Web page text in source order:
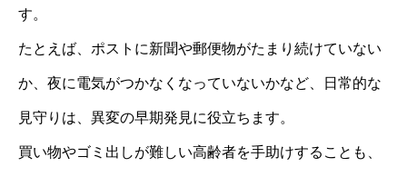
す。
たとえば、ポストに新聞や郵便物がたまり続けていない
か、夜に電気がつかなくなっていないかなど、日常的な
見守りは、異変の早期発見に役立ちます。
買い物やゴミ出しが難しい高齢者を手助けすることも、